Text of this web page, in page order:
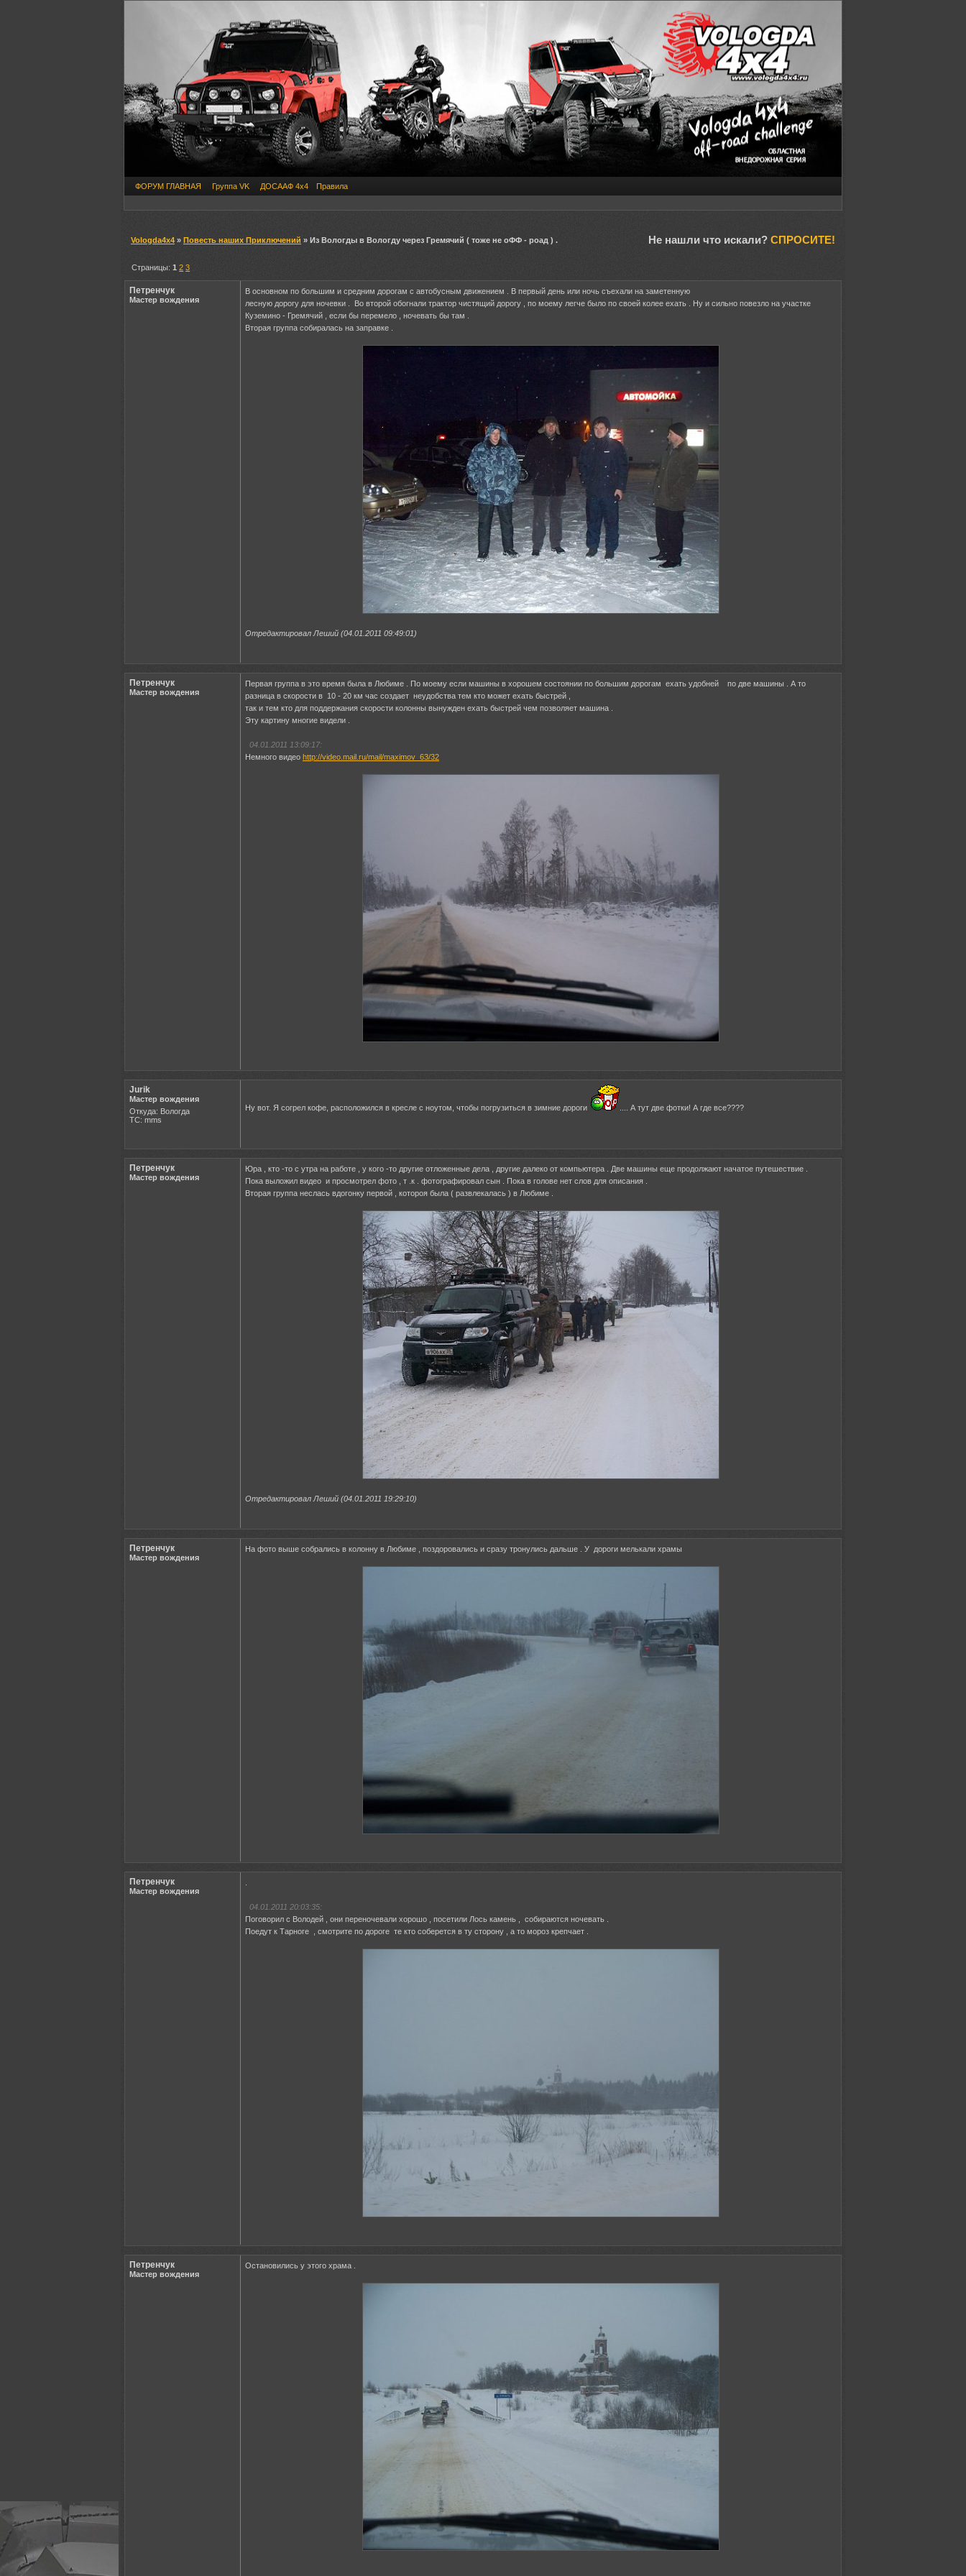
ФОРУМ ГЛАВНАЯ Группа VK ДОСААФ 4х4 Правила
Vologda4x4 » Повесть наших Приключений » Из Вологды в Вологду через Гремячий ( тоже не оФФ - роад ) . Не нашли что искали? СПРОСИТЕ!
Страницы:1 2 3
Петренчук
Мастер вождения
В основном по большим и средним дорогам с автобусным движением . В первый день или ночь съехали на заметенную
лесную дорогу для ночевки . Во второй обогнали трактор чистящий дорогу , по моему легче было по своей колее ехать . Ну и сильно повезло на участке
Куземино - Гремячий , если бы перемело , ночевать бы там .
Вторая группа собиралась на заправке .
Отредактировал Леший (04.01.2011 09:49:01)
Петренчук
Мастер вождения
Первая группа в это время была в Любиме . По моему если машины в хорошем состоянии по большим дорогам ехать удобней по две машины . А то
разница в скорости в 10 - 20 км час создает неудобства тем кто может ехать быстрей ,
так и тем кто для поддержания скорости колонны вынужден ехать быстрей чем позволяет машина .
Эту картину многие видели .
04.01.2011 13:09:17:
Немного видео http://video.mail.ru/mail/maximov_63/32
Jurik
Мастер вождения
Откуда: Вологда
ТС: mms
Ну вот. Я согрел кофе, расположился в кресле с ноутом, чтобы погрузиться в зимние дороги .... А тут две фотки! А где все????
Петренчук
Мастер вождения
Юра , кто -то с утра на работе , у кого -то другие отложенные дела , другие далеко от компьютера . Две машины еще продолжают начатое путешествие .
Пока выложил видео и просмотрел фото , т .к . фотографировал сын . Пока в голове нет слов для описания .
Вторая группа неслась вдогонку первой , котороя была ( развлекалась ) в Любиме .
Отредактировал Леший (04.01.2011 19:29:10)
Петренчук
Мастер вождения
На фото выше собрались в колонну в Любиме , поздоровались и сразу тронулись дальше . У дороги мелькали храмы
Петренчук
Мастер вождения
04.01.2011 20:03:35:
Поговорил с Володей , они переночевали хорошо , посетили Лось камень , собираются ночевать .
Поедут к Тарноге , смотрите по дороге те кто соберется в ту сторону , а то мороз крепчает .
Петренчук
Мастер вождения
Остановились у этого храма .